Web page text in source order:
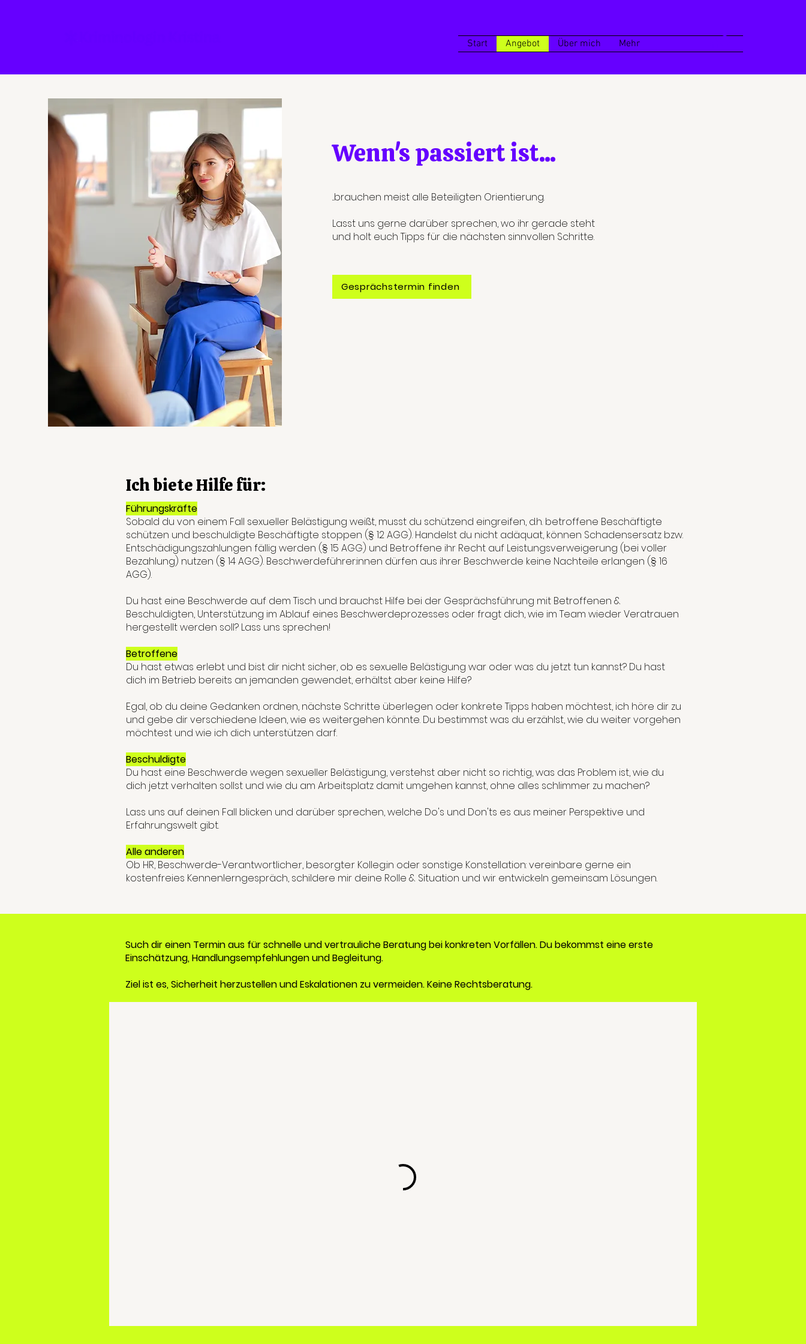
Start Angebot Über mich Mehr
Wenn's passiert ist...
...brauchen meist alle Beteiligten Orientierung.
Lasst uns gerne darüber sprechen, wo ihr gerade steht
und holt euch Tipps für die nächsten sinnvollen Schritte.
Gesprächstermin finden
Ich biete Hilfe für:
Führungskräfte
Sobald du von einem Fall sexueller Belästigung weißt, musst du schützend eingreifen, d.h. betroffene Beschäftigte
schützen und beschuldigte Beschäftigte stoppen (§ 12 AGG). Handelst du nicht adäquat, können Schadensersatz bzw.
Entschädigungszahlungen fällig werden (§ 15 AGG) und Betroffene ihr Recht auf Leistungsverweigerung (bei voller
Bezahlung) nutzen (§ 14 AGG). Beschwerdeführer:innen dürfen aus ihrer Beschwerde keine Nachteile erlangen (§ 16
AGG).
Du hast eine Beschwerde auf dem Tisch und brauchst Hilfe bei der Gesprächsführung mit Betroffenen &
Beschuldigten, Unterstützung im Ablauf eines Beschwerdeprozesses oder fragt dich, wie im Team wieder Veratrauen
hergestellt werden soll? Lass uns sprechen!
Betroffene
Du hast etwas erlebt und bist dir nicht sicher, ob es sexuelle Belästigung war oder was du jetzt tun kannst? Du hast
dich im Betrieb bereits an jemanden gewendet, erhältst aber keine Hilfe?
Egal, ob du deine Gedanken ordnen, nächste Schritte überlegen oder konkrete Tipps haben möchtest, ich höre dir zu
und gebe dir verschiedene Ideen, wie es weitergehen könnte. Du bestimmst was du erzählst, wie du weiter vorgehen
möchtest und wie ich dich unterstützen darf.
Beschuldigte
Du hast eine Beschwerde wegen sexueller Belästigung, verstehst aber nicht so richtig, was das Problem ist, wie du
dich jetzt verhalten sollst und wie du am Arbeitsplatz damit umgehen kannst, ohne alles schlimmer zu machen?
Lass uns auf deinen Fall blicken und darüber sprechen, welche Do's und Don'ts es aus meiner Perspektive und
Erfahrungswelt gibt.
Alle anderen
Ob HR, Beschwerde-Verantwortliche:r, besorgte:r Kolleg:in oder sonstige Konstellation: vereinbare gerne ein
kostenfreies Kennenlerngespräch, schildere mir deine Rolle & Situation und wir entwickeln gemeinsam Lösungen.
Such dir einen Termin aus für schnelle und vertrauliche Beratung bei konkreten Vorfällen. Du bekommst eine erste
Einschätzung, Handlungsempfehlungen und Begleitung.
Ziel ist es, Sicherheit herzustellen und Eskalationen zu vermeiden. Keine Rechtsberatung.